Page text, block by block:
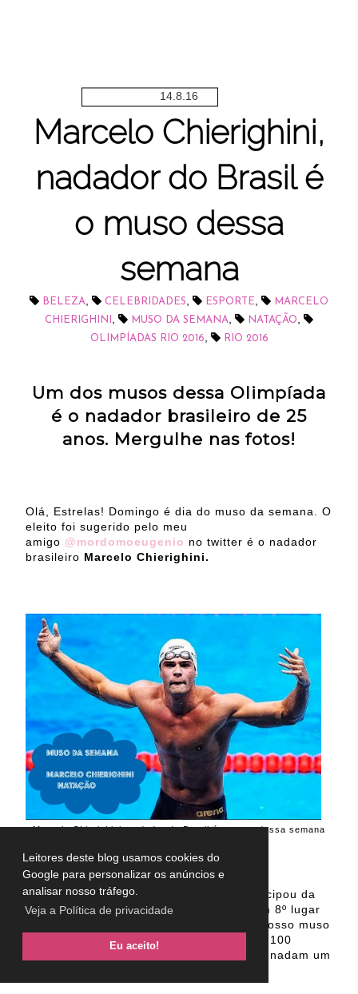
Leitores deste blog usamos cookies do
Google para personalizar os anúncios e
analisar nosso tráfego.
Veja a Política de privacidade
Eu aceito!
14.8.16
Marcelo Chierighini,
nadador do Brasil é
o muso dessa
semana
BELEZA, CELEBRIDADES, ESPORTE,
MARCELO
CHIERIGHINI , MUSO DA SEMANA, NATAÇÃO,
OLIMPÍADAS RIO 2016, RIO 2016
Um dos musos dessa Olimpíada
é o nadador brasileiro de 25
anos. Mergulhe nas fotos!
Olá, Estrelas! Domingo é dia do muso da semana. O
eleito foi sugerido pelo meu
amigo @mordomoeugenio no twitter é o nadador
brasileiro Marcelo Chierighini.
Marcelo Chierighini, nadador do Brasil é o muso dessa semana
Marcelo Chierighini
. tem 25 anos. Participou da
final dos 100 m livre masculino e ficou em 8º lugar
com o tempo de 48,41 s. Além disso, o nosso muso
da semana participou do revezamento 4x 100
Medley masculino (em que quatro atletas nadam um